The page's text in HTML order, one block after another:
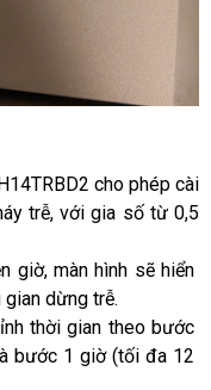
cho phép cài
trễ, với gia số từ 0,5
giờ, màn hình sẽ hiển
dừng trễ.
thời gian theo bước
bước 1 giờ (tối đa 12